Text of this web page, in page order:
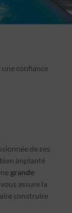
confiance
de ses
implanté
grande
assure la
construire